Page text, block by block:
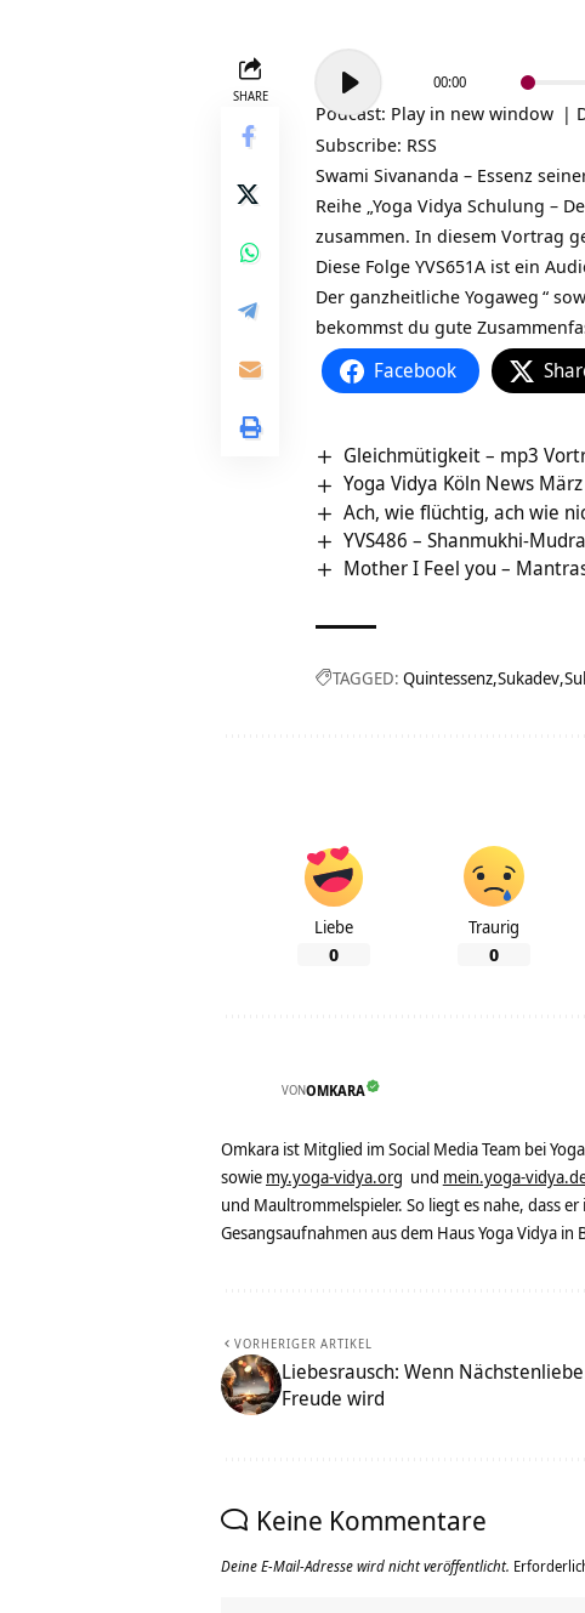
SHARE
Audio-
Player
00:00
Podcast: Play in new window |
Subscribe: RSS
Swami Sivananda – Essenz
Reihe „Yoga Vidya Schulung –
zusammen. In diesem Vortrag
Diese Folge YVS651A ist ein
Der ganzheitliche Yogaweg “
bekommst du gute
Facebook
Gleichmütigkeit – mp3
Yoga Vidya Köln News
Ach, wie flüchtig, ach wie
YVS486 – Shanmukhi-
Mother I Feel you –
TAGGED: Quintessenz Sukadev
Liebe
0
Traurig
0
VONOMKARA
Omkara ist Mitglied im Social Media Team bei
sowie my.yoga-vidya.org und mein.yoga-
und Maultrommelspieler. So liegt es nahe, dass
Gesangsaufnahmen aus dem Haus Yoga Vidya in
VORHERIGER ARTIKEL
Liebesrausch: Wenn
Freude wird
Keine Kommentare
Deine E-Mail-Adresse wird nicht veröffentlicht.